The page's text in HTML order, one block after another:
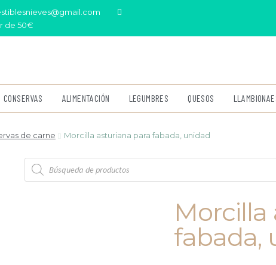
de 50€
CONSERVAS ALIMENTACIÓN LEGUMBRES QUESOS
de carne Morcilla asturiana para fabada, unidad
Morcilla
fabada,